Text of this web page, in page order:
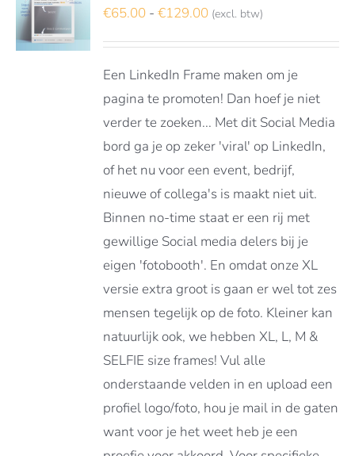
€65.00 - €129.00Prijsklasse:
€129.00
(excl. btw)
Een LinkedIn Frame maken om je
pagina te promoten! Dan hoef je niet
verder te zoeken... Met dit Social Media
bord ga je op zeker 'viral' op LinkedIn,
of het nu voor een event, bedrijf,
nieuwe of collega's is maakt niet uit.
Binnen no-time staat er een rij met
gewillige Social media delers bij je
eigen 'fotobooth'. En omdat onze XL
versie extra groot is gaan er wel tot zes
mensen tegelijk op de foto. Kleiner kan
natuurlijk ook, we hebben XL, L, M &
SELFIE size frames! Vul alle
onderstaande velden in en upload een
profiel logo/foto, hou je mail in de gaten
want voor je het weet heb je een